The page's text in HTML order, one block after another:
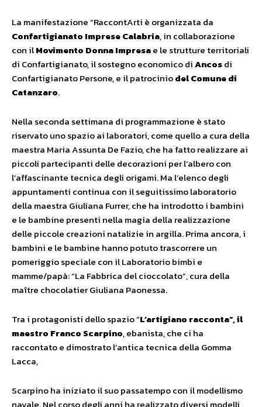
La manifestazione “RaccontArti è organizzata da
Confartigianato Imprese Calabria, in collaborazione
con ilMovimento Donna Impresae le strutture territoriali
di Confartigianato, il sostegno economico diAncosdi
Confartigianato Persone, e il patrociniodel Comune di
Catanzaro.
Nella seconda settimana di programmazione è stato
riservato uno spazio ai laboratori, come quello a cura della
maestra Maria Assunta De Fazio, che ha fatto realizzare ai
piccoli partecipanti delle decorazioni per l’albero con
l’affascinante tecnica degli origami. Ma l’elenco degli
appuntamenti continua con il seguitissimo laboratorio
della maestra Giuliana Furrer, che ha introdotto i bambini
e le bambine presenti nella magia della realizzazione
delle piccole creazioni natalizie in argilla. Prima ancora, i
bambini e le bambine hanno potuto trascorrere un
pomeriggio speciale con il Laboratorio bimbi e
mamme/papà: “La Fabbrica del cioccolato”, cura della
maître chocolatier Giuliana Paonessa.
Tra i protagonisti dello spazio “L’artigiano racconta”, il
maestro Franco Scarpino, ebanista, che ci ha
raccontato e dimostrato l’antica tecnica della Gomma
Lacca,
Scarpino ha iniziato il suo passatempo con il modellismo